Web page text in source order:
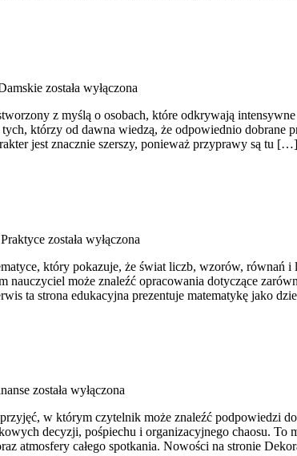
została wyłączona
z myślą o osobach, które odkrywają
którzy od dawna wiedzą, że odpowiednio dobrane
jest znacznie szerszy, ponieważ przyprawy są tu […]
została wyłączona
który pokazuje, że świat liczb, wzorów, równań i
nauczyciel może znaleźć opracowania dotyczące
ta strona edukacyjna prezentuje matematykę jako
została wyłączona
w którym czytelnik może znaleźć podpowiedzi
decyzji, pośpiechu i organizacyjnego chaosu.
atmosfery całego spotkania. Nowości na stronie